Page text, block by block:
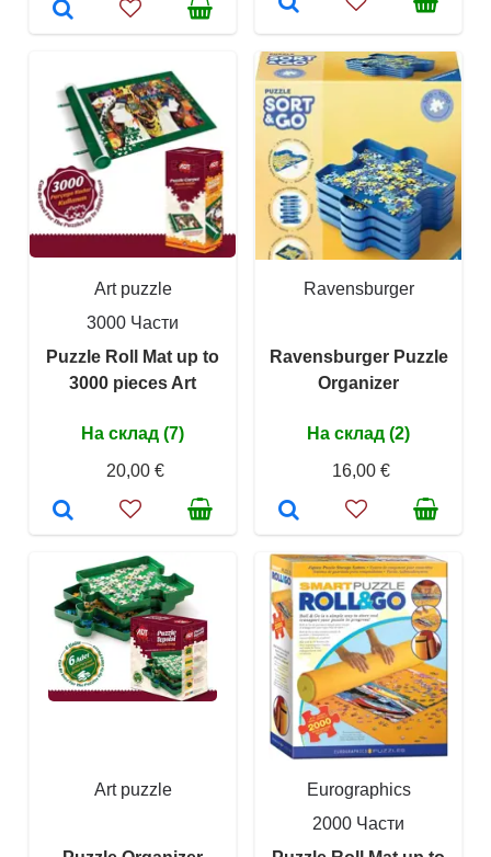
Art puzzle
3000 Части
Puzzle Roll Mat up to
3000 pieces Art
На склад (7)
20,00 €
Ravensburger
Ravensburger Puzzle
Organizer
На склад (2)
16,00 €
Art puzzle
Eurographics
2000 Части